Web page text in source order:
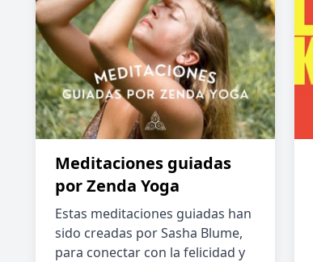
Meditaciones guiadas
por Zenda Yoga
Estas meditaciones guiadas han
sido creadas por Sasha Blume,
para conectar con la felicidad y